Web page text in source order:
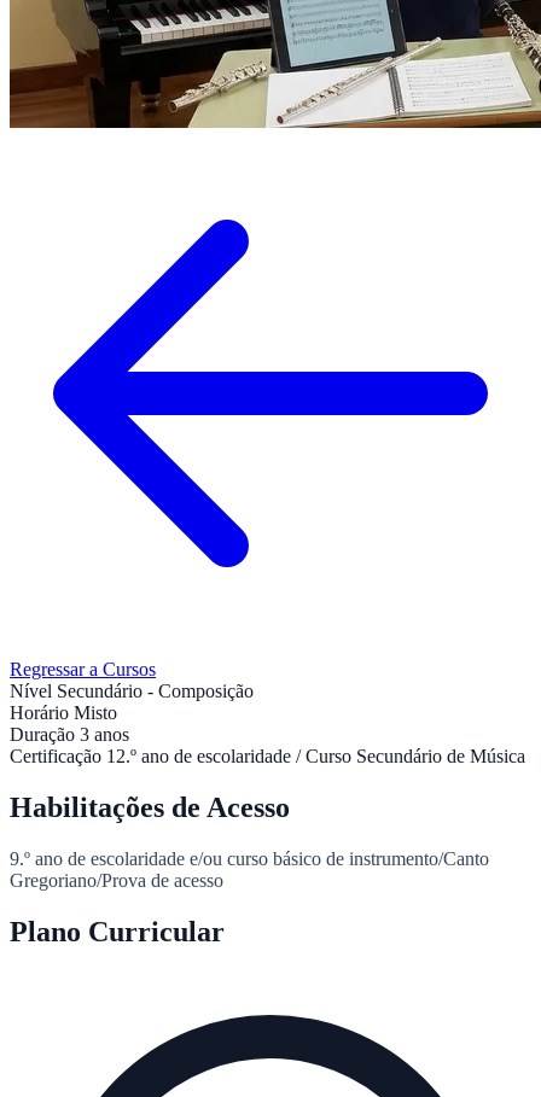
Regressar a Cursos
Nível Secundário - Composição
Horário Misto
Duração 3 anos
Certificação 12.º ano de escolaridade / Curso Secundário de Música
Habilitações de Acesso
9.º ano de escolaridade e/ou curso básico de instrumento/Canto
Gregoriano/Prova de acesso
Plano Curricular